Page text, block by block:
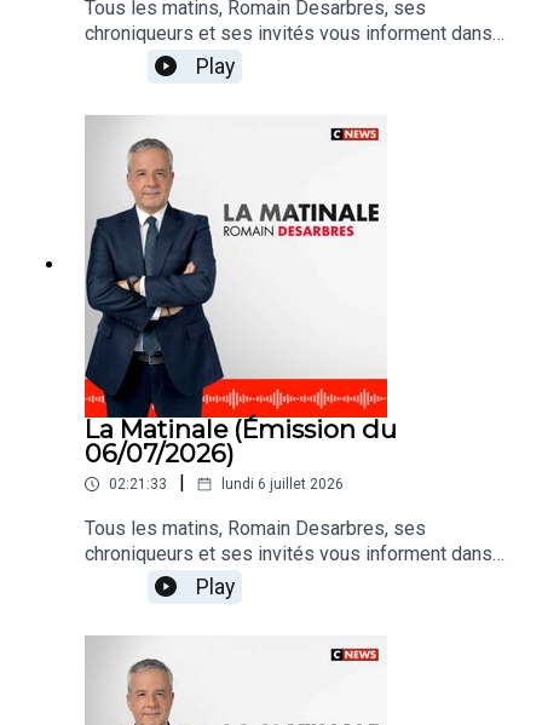
Tous les matins, Romain Desarbres, ses
chroniqueurs et ses invités vous informent dans
#LaMatinale
Play
La Matinale (Émission du
06/07/2026)
02:21:33 lundi 6 juillet 2026
Tous les matins, Romain Desarbres, ses
chroniqueurs et ses invités vous informent dans
#LaMatinale
Play